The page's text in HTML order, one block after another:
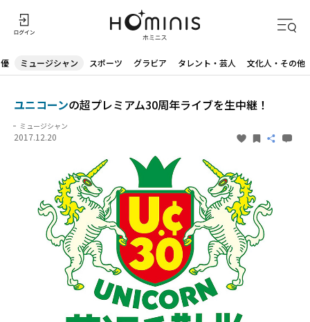
ミュージシャン スポーツ グラビア タレント・芸人 文化人・その他
ユニコーンの超プレミアム30周年ライブを生中継！
ミュージシャン
2017.12.20